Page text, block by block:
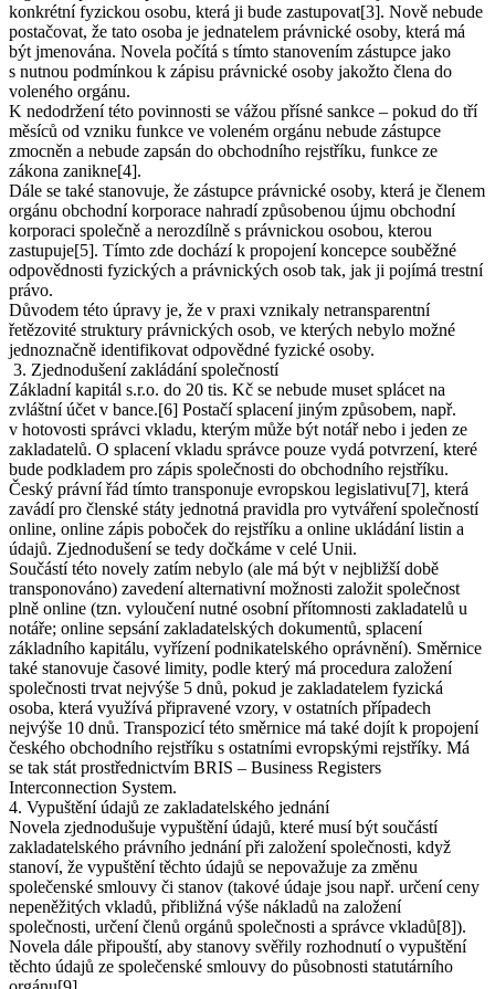
konkrétní fyzickou osobu, která ji bude zastupovat[3]. Nově nebude
postačovat, že tato osoba je jednatelem právnické osoby, která má
být jmenována. Novela počítá s tímto stanovením zástupce jako
s nutnou podmínkou k zápisu právnické osoby jakožto člena do
voleného orgánu.
K nedodržení této povinnosti se vážou přísné sankce – pokud do tří
měsíců od vzniku funkce ve voleném orgánu nebude zástupce
zmocněn a nebude zapsán do obchodního rejstříku, funkce ze
zákona zanikne[4].
Dále se také stanovuje, že zástupce právnické osoby, která je členem
orgánu obchodní korporace nahradí způsobenou újmu obchodní
korporaci společně a nerozdílně s právnickou osobou, kterou
zastupuje[5]. Tímto zde dochází k propojení koncepce souběžné
odpovědnosti fyzických a právnických osob tak, jak ji pojímá trestní
právo.
Důvodem této úpravy je, že v praxi vznikaly netransparentní
řetězovité struktury právnických osob, ve kterých nebylo možné
jednoznačně identifikovat odpovědné fyzické osoby.
3. Zjednodušení zakládání společností
Základní kapitál s.r.o. do 20 tis. Kč se nebude muset splácet na
zvláštní účet v bance.[6] Postačí splacení jiným způsobem, např.
v hotovosti správci vkladu, kterým může být notář nebo i jeden ze
zakladatelů. O splacení vkladu správce pouze vydá potvrzení, které
bude podkladem pro zápis společnosti do obchodního rejstříku.
Český právní řád tímto transponuje evropskou legislativu[7], která
zavádí pro členské státy jednotná pravidla pro vytváření společností
online, online zápis poboček do rejstříku a online ukládání listin a
údajů. Zjednodušení se tedy dočkáme v celé Unii.
Součástí této novely zatím nebylo (ale má být v nejbližší době
transponováno) zavedení alternativní možnosti založit společnost
plně online (tzn. vyloučení nutné osobní přítomnosti zakladatelů u
notáře; online sepsání zakladatelských dokumentů, splacení
základního kapitálu, vyřízení podnikatelského oprávnění). Směrnice
také stanovuje časové limity, podle který má procedura založení
společnosti trvat nejvýše 5 dnů, pokud je zakladatelem fyzická
osoba, která využívá připravené vzory, v ostatních případech
nejvýše 10 dnů. Transpozicí této směrnice má také dojít k propojení
českého obchodního rejstříku s ostatními evropskými rejstříky. Má
se tak stát prostřednictvím BRIS – Business Registers
Interconnection System.
4. Vypuštění údajů ze zakladatelského jednání
Novela zjednodušuje vypuštění údajů, které musí být součástí
zakladatelského právního jednání při založení společnosti, když
stanoví, že vypuštění těchto údajů se nepovažuje za změnu
společenské smlouvy či stanov (takové údaje jsou např. určení ceny
nepeněžitých vkladů, přibližná výše nákladů na založení
společnosti, určení členů orgánů společnosti a správce vkladů[8]).
Novela dále připouští, aby stanovy svěřily rozhodnutí o vypuštění
těchto údajů ze společenské smlouvy do působnosti statutárního